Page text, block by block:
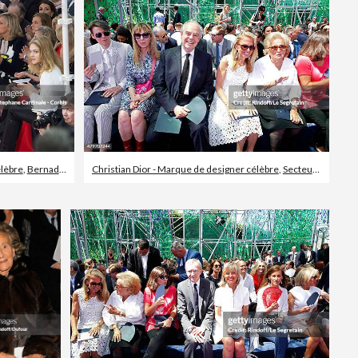
, Bernadette Chirac Christian Dior - Marque de designer célèbre, Secteur de la mode